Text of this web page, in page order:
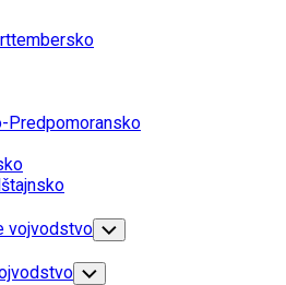
Predpomoransko
vojvodstvo Toggle
Child
Menu
Toggle